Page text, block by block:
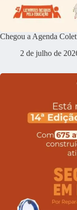
Chegou a Agenda
2 de julho de